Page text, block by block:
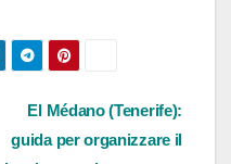
El Médano (Tenerife):
guida per organizzare il